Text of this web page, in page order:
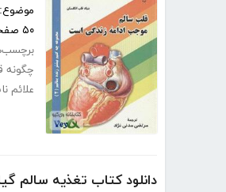
موضوع:
۵۰ صفحه
چگونه
علائم
دانلود کتاب تغذیه سالم گیاهی